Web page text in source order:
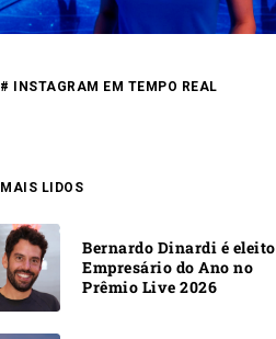
# INSTAGRAM EM TEMPO REAL
MAIS LIDOS
Bernardo Dinardi é eleito
Empresário do Ano no
Prêmio Live 2026